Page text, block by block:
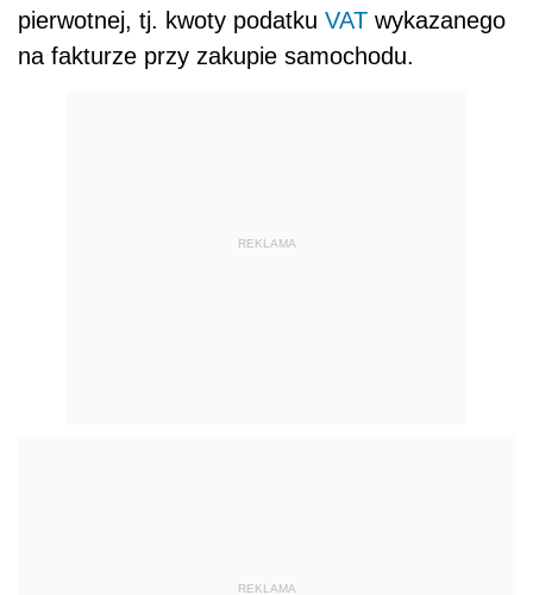
pierwotnej, tj. kwoty podatku VAT wykazanego
na fakturze przy zakupie samochodu.
REKLAMA
REKLAMA